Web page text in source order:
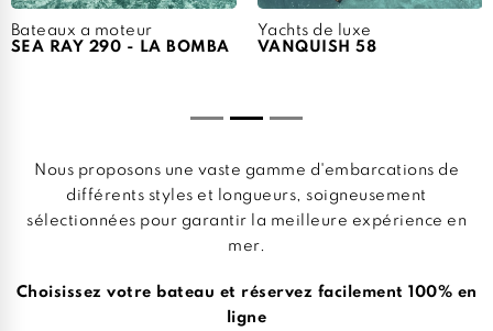
Bateaux a moteur
SEA RAY 290 - LA BOMBA
Yachts de luxe
VANQUISH 58
Nous proposons une vaste gamme d'embarcations de
différents styles et longueurs, soigneusement
sélectionnées pour garantir la meilleure expérience en
mer.
Choisissez votre bateau et réservez facilement 100% en
ligne